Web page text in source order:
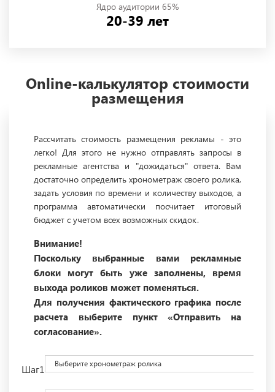
Ядро аудитории 65%
20-39 лет
Online-калькулятор стоимости
размещения
Рассчитать стоимость размещения рекламы - это
легко! Для этого не нужно отправлять запросы в
рекламные агентства и "дожидаться" ответа. Вам
достаточно определить хронометраж своего ролика,
задать условия по времени и количеству выходов, а
программа автоматически посчитает итоговый
бюджет с учетом всех возможных скидок.
Внимание!
Поскольку выбранные вами рекламные
блоки могут быть уже заполнены, время
выхода роликов может поменяться.
Для получения фактического графика после
расчета выберите пункт «Отправить на
согласование».
Шаг1 Выберите хронометраж ролика